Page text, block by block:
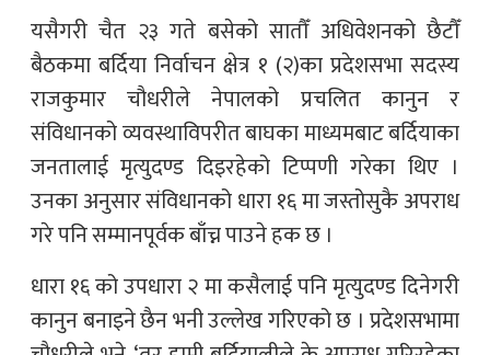
यसैगरी चैत २३ गते बसेको सातौँ अधिवेशनको छैटौँ
बैठकमा बर्दिया निर्वाचन क्षेत्र १ (२)का प्रदेशसभा सदस्य
राजकुमार चौधरीले नेपालको प्रचलित कानुन र
संविधानको व्यवस्थाविपरीत बाघका माध्यमबाट बर्दियाका
जनतालाई मृत्युदण्ड दिइरहेको टिप्पणी गरेका थिए ।
उनका अनुसार संविधानको धारा १६ मा जस्तोसुकै अपराध
गरे पनि सम्मानपूर्वक बाँच्न पाउने हक छ ।
धारा १६ को उपधारा २ मा कसैलाई पनि मृत्युदण्ड दिनेगरी
कानुन बनाइने छैन भनी उल्लेख गरिएको छ । प्रदेशसभामा